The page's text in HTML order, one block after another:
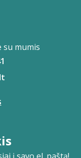
su mumis